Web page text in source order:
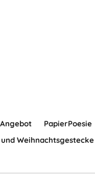
Angebot PapierPoesie
Weihnachtsgestecke